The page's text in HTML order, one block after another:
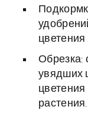
цветения
Обрезка:
увядших
растения.